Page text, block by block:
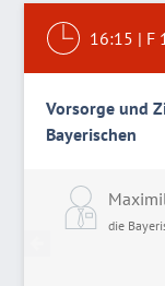
16:15 | F
Vorsorge und
Bayerischen
die